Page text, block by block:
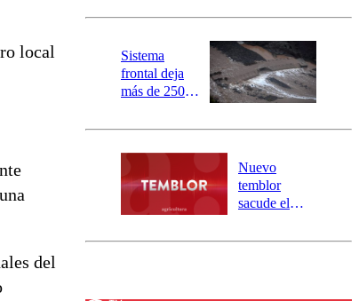
local
del
este es el
la DMC para
este viernes
Sistema
frontal deja
más de 250
y 317
aisladas entre
Valparaíso y
Los Ríos
Nuevo
temblor
sacude el
revisa la